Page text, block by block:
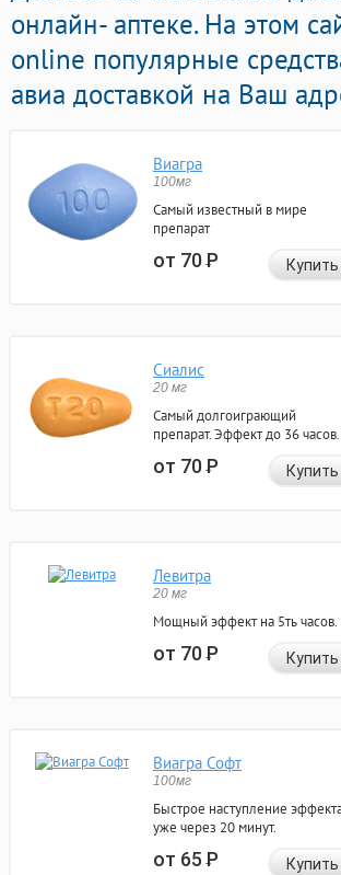
онлайн- аптеке. На этом
online популярные
авиа доставкой на Ваш
Виагра
100мг
Самый известный в мире
препарат
от 70Р Купить
Сиалис
20 мг
Самый долгоиграющий
препарат. Эффект до 36 часов.
от 70Р Купить
Левитра
20 мг
Мощный эффект на 5ть часов.
от 70Р Купить
Виагра Софт
100мг
Быстрое наступление
уже через 20 минут.
от 65Р Купить